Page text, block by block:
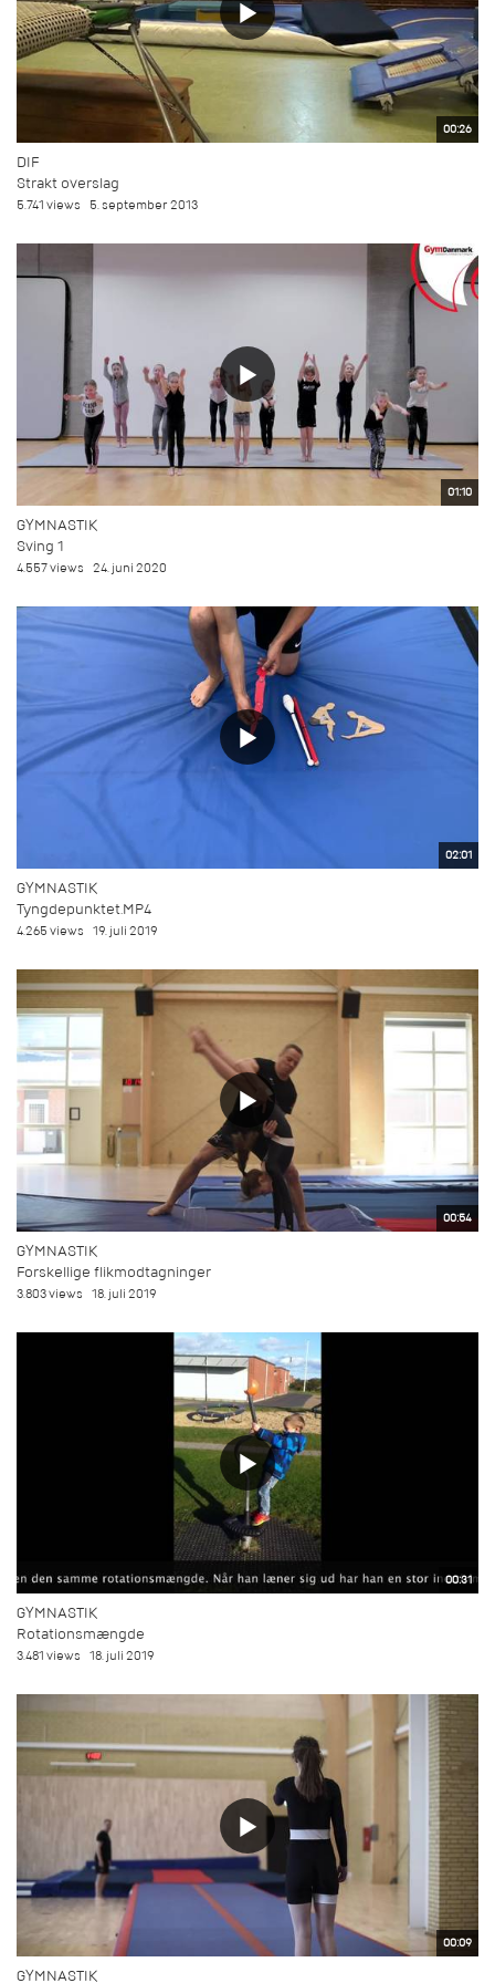
00:26
DIF
Strakt overslag
5.741 views 5. september 2013
01:10
GYMNASTIK
Sving 1
4.557 views 24. juni 2020
02:01
GYMNASTIK
Tyngdepunktet.MP4
4.265 views 19. juli 2019
00:54
GYMNASTIK
Forskellige flikmodtagninger
3.803 views 18. juli 2019
00:31
GYMNASTIK
Rotationsmængde
3.481 views 18. juli 2019
00:09
GYMNASTIK